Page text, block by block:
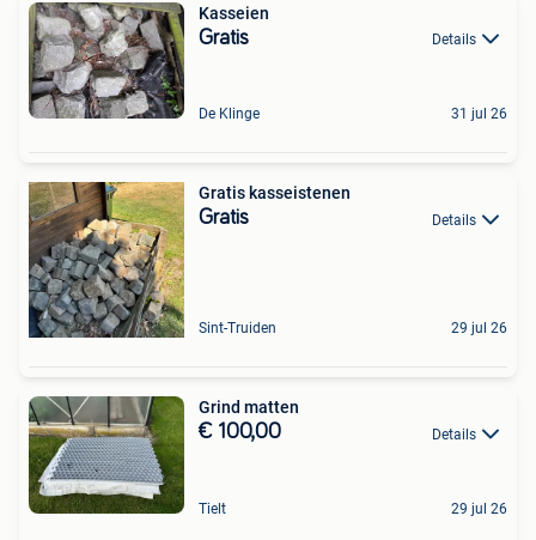
Kasseien
Gratis Details
De Klinge 31 jul 26
Gratis kasseistenen
Gratis Details
Sint-Truiden 29 jul 26
Grind matten
€ 100,00 Details
Tielt 29 jul 26